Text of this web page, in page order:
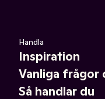
Handla
Inspiration
Vanliga frågor
Så handlar du